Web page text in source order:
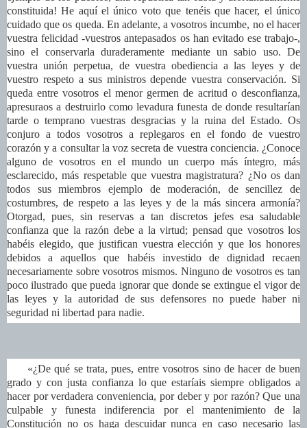
constituida! He aquí el único voto que tenéis que hacer, el único
cuidado que os queda. En adelante, a vosotros incumbe, no el hacer
vuestra felicidad -vuestros antepasados os han evitado ese trabajo-,
sino el conservarla duraderamente mediante un sabio uso. De
vuestra unión perpetua, de vuestra obediencia a las leyes y de
vuestro respeto a sus ministros depende vuestra conservación. Si
queda entre vosotros el menor germen de acritud o desconfianza,
apresuraos a destruirlo como levadura funesta de donde resultarían
tarde o temprano vuestras desgracias y la ruina del Estado. Os
conjuro a todos vosotros a replegaros en el fondo de vuestro
corazón y a consultar la voz secreta de vuestra conciencia. ¿Conoce
alguno de vosotros en el mundo un cuerpo más íntegro, más
esclarecido, más respetable que vuestra magistratura? ¿No os dan
todos sus miembros ejemplo de moderación, de sencillez de
costumbres, de respeto a las leyes y de la más sincera armonía?
Otorgad, pues, sin reservas a tan discretos jefes esa saludable
confianza que la razón debe a la virtud; pensad que vosotros los
habéis elegido, que justifican vuestra elección y que los honores
debidos a aquellos que habéis investido de dignidad recaen
necesariamente sobre vosotros mismos. Ninguno de vosotros es tan
poco ilustrado que pueda ignorar que donde se extingue el vigor de
las leyes y la autoridad de sus defensores no puede haber ni
seguridad ni libertad para nadie.
«¿De qué se trata, pues, entre vosotros sino de hacer de buen
grado y con justa confianza lo que estaríais siempre obligados a
hacer por verdadera conveniencia, por deber y por razón? Que una
culpable y funesta indiferencia por el mantenimiento de la
Constitución no os haga descuidar nunca en caso necesario las